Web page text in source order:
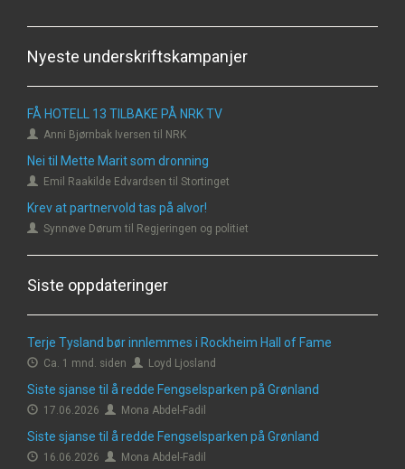
Nyeste underskriftskampanjer
FÅ HOTELL 13 TILBAKE PÅ NRK TV
Anni Bjørnbak Iversen til NRK
Nei til Mette Marit som dronning
Emil Raakilde Edvardsen til Stortinget
Krev at partnervold tas på alvor!
Synnøve Dørum til Regjeringen og politiet
Siste oppdateringer
Terje Tysland bør innlemmes i Rockheim Hall of Fame
Ca. 1 mnd. siden Loyd Ljosland
Siste sjanse til å redde Fengselsparken på Grønland
17.06.2026 Mona Abdel-Fadil
Siste sjanse til å redde Fengselsparken på Grønland
16.06.2026 Mona Abdel-Fadil